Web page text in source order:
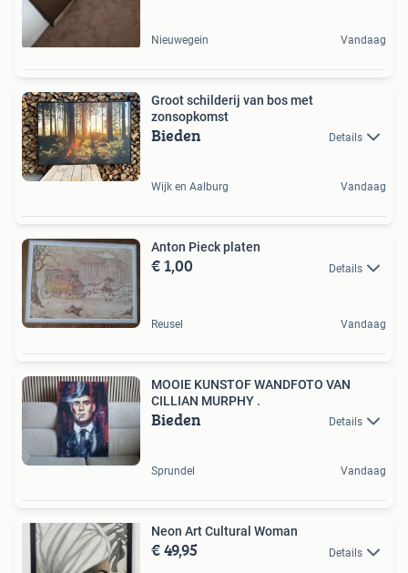
Nieuwegein Vandaag
Groot schilderij van bos met
zonsopkomst
Bieden Details
Wijk en Aalburg Vandaag
Anton Pieck platen
€ 1,00 Details
Reusel Vandaag
MOOIE KUNSTOF WANDFOTO VAN
CILLIAN MURPHY .
Bieden Details
Sprundel Vandaag
Neon Art Cultural Woman
€ 49,95 Details